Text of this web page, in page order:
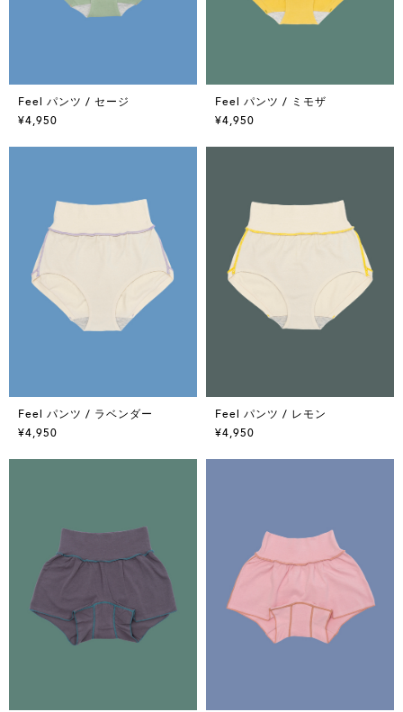
Feel パンツ / セージ
¥4,950
Feel パンツ / ミモザ
¥4,950
Feel パンツ / ラベンダー
¥4,950
Feel パンツ / レモン
¥4,950